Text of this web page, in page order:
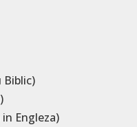
Biblic)
Engleza)